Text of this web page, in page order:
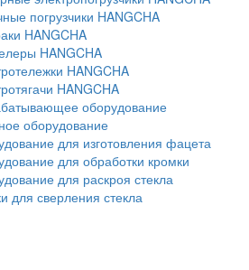
погрузчики HANGCHA
HANGCHA
HANGCHA
HANGCHA
HANGCHA
оборудование
оборудование
для изготовления фацета
для обработки кромки
для раскроя стекла
для сверления стекла